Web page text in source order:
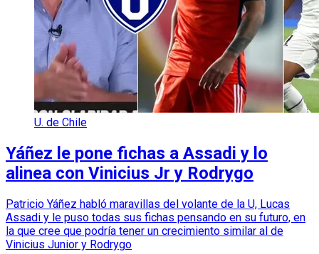
U. de Chile
Yáñez le pone fichas a Assadi y lo
alinea con Vinicius Jr y Rodrygo
Patricio Yáñez habló maravillas del volante de la U, Lucas
Assadi y le puso todas sus fichas pensando en su futuro, en
la que cree que podría tener un crecimiento similar al de
Vinicius Junior y Rodrygo